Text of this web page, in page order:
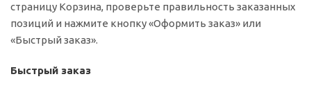
страницу Корзина, проверьте правильность заказанных
позиций и нажмите кнопку «Оформить заказ» или
«Быстрый заказ».
Быстрый заказ